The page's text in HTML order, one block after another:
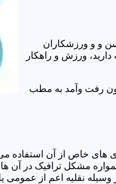
و و ورزشکاران
ورزش و راهکار
رفت وآمد به مطب
های خاص از آن
مشکل ترافیک در آن
وسیله نقلیه اعم از